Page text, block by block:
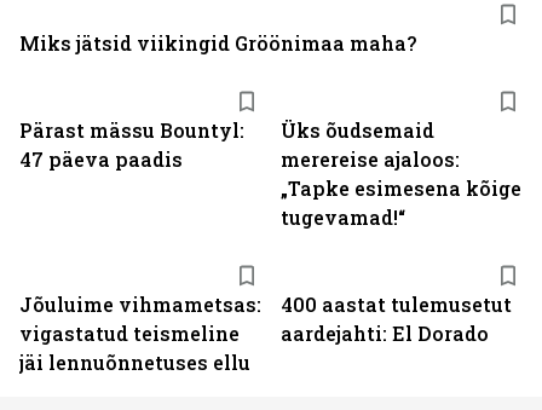
Pärast mässu Bountyl:
47 päeva paadis
Üks õudsemaid
merereise ajaloos:
„Tapke esimesena kõige
tugevamad!“
Jõuluime vihmametsas:
vigastatud teismeline
jäi lennuõnnetuses ellu
400 aastat tulemusetut
aardejahti: El Dorado
Miks jätsid viikingid Gröönimaa maha?